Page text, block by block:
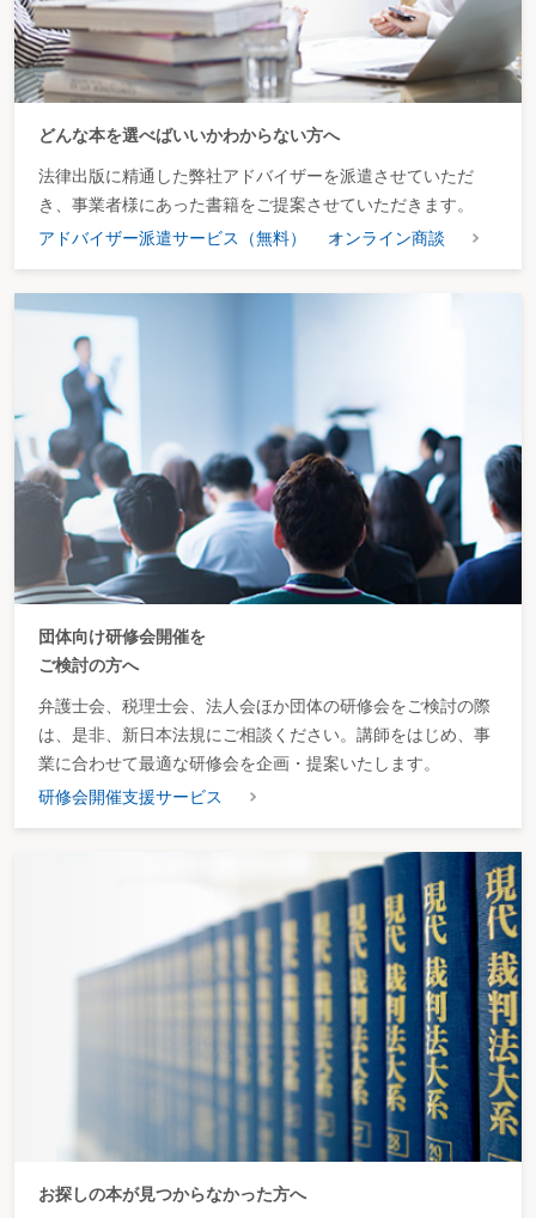
どんな本を選べばいいかわからない方へ
法律出版に精通した弊社アドバイザーを派遣させていただ
き、事業者様にあった書籍をご提案させていただきます。
アドバイザー派遣サービス（無料）
オンライン商談
団体向け研修会開催を
ご検討の方へ
弁護士会、税理士会、法人会ほか団体の研修会をご検討の際
は、是非、新日本法規にご相談ください。講師をはじめ、事
業に合わせて最適な研修会を企画・提案いたします。
研修会開催支援サービス
お探しの本が見つからなかった方へ